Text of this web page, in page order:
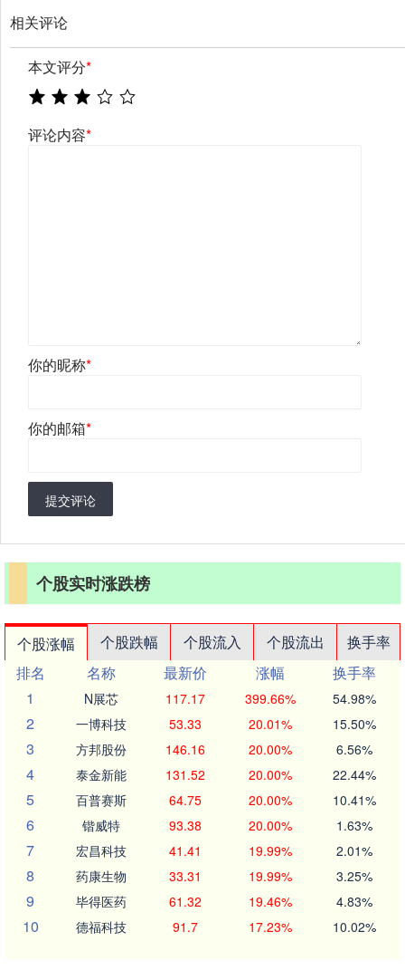
相关评论
本文评分*
评论内容*
你的昵称*
你的邮箱*
提交评论
个股实时涨跌榜
个股涨幅 个股跌幅 个股流入 个股流出
换手率
排名
名称 最新价 涨幅
换手率
1
N展芯 117.17 399.66% 54.98%
2 一博科技 53.33 20.01% 15.50%
3 方邦股份 146.16 20.00% 6.56%
4 泰金新能 131.52 20.00% 22.44%
5 百普赛斯 64.75 20.00% 10.41%
6 锴威特 93.38 20.00% 1.63%
7 宏昌科技 41.41 19.99% 2.01%
8 药康生物 33.31 19.99% 3.25%
9 毕得医药 61.32 19.46% 4.83%
10 德福科技 91.7 17.23% 10.02%